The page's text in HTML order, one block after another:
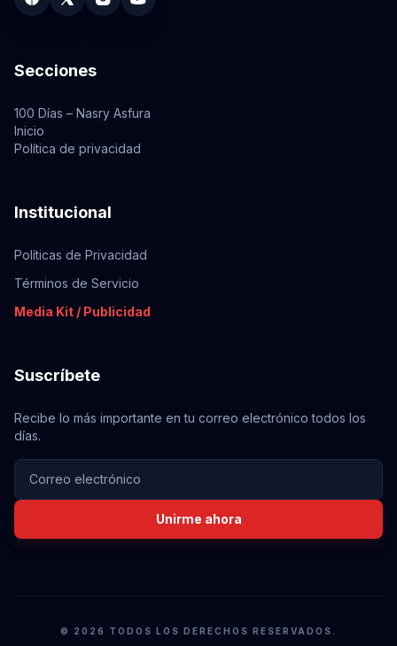
Secciones
100 Días – Nasry Asfura
Inicio
Política de privacidad
Institucional
Políticas de Privacidad
Términos de Servicio
Media Kit / Publicidad
Suscríbete
Recibe lo más importante en tu correo electrónico todos los
días.
Unirme ahora
© 2026 TODOS LOS DERECHOS RESERVADOS.